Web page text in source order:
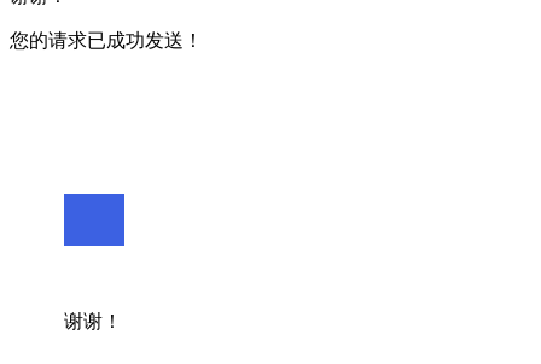
您的请求已成功发送！
谢谢！